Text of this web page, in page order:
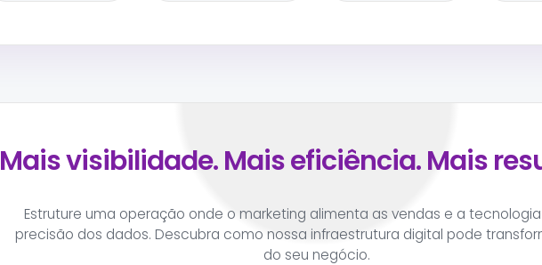
Mais visibilidade. Mais eficiência. Mais
Estruture uma operação onde o marketing alimenta as vendas e a
precisão dos dados. Descubra como nossa infraestrutura digital pode
do seu negócio.